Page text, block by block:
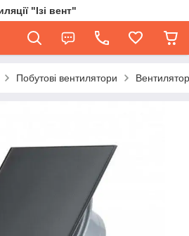
"Ізі вент"
Побутові вентилятори